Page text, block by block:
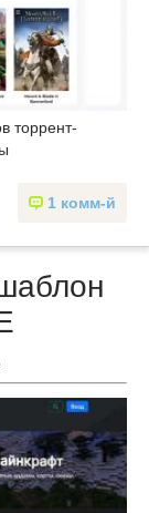
торрент-
1 комм-й